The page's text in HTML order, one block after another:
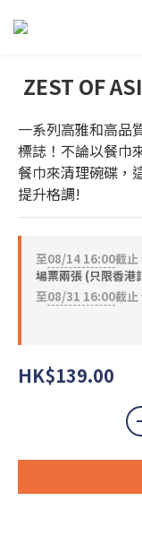
ZEST OF
一系列高雅和高品
標誌！不論以餐巾
餐巾來清理碗碟，
提升格調!
至08/14 16:00截止
場票兩張 (只限香港
至08/31 16:00截止
HK$139.00